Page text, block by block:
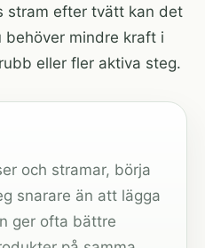
stram efter tvätt kan det
mindre kraft i
eller fler aktiva steg.
och stramar, börja
snarare än att lägga
ger ofta bättre